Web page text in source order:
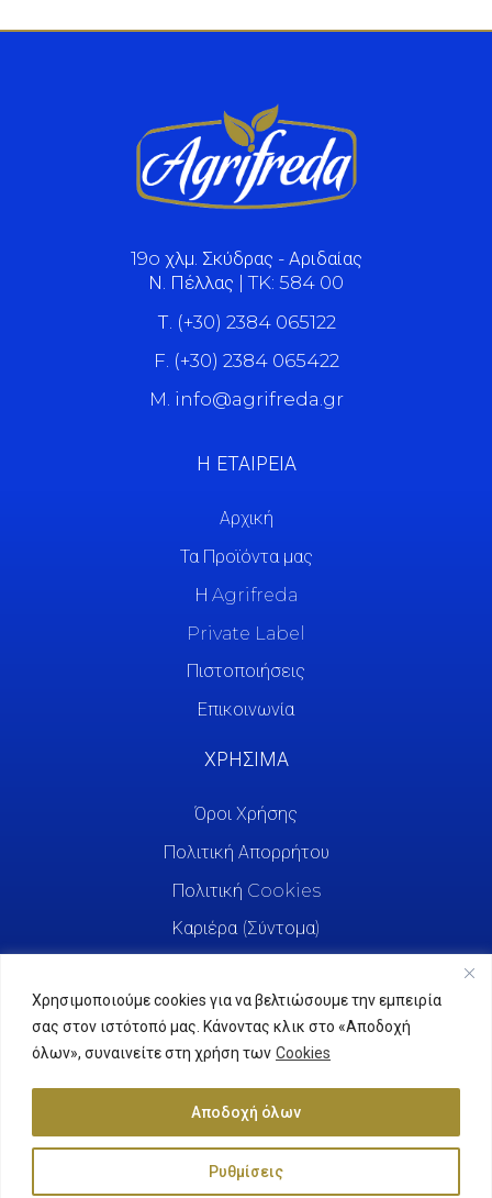
Χρησιμοποιούμε cookies για να βελτιώσουμε την εμπειρία
σας στον ιστότοπό μας. Κάνοντας κλικ στο «Αποδοχή
όλων», συναινείτε στη χρήση των Cookies
Ρυθμίσεις
Αποδοχή όλων
19o χλμ. Σκύδρας - Αριδαίας
Ν. Πέλλας | TK: 584 00
Τ. (+30) 2384 065122
F. (+30) 2384 065422
M. info@agrifreda.gr
Η ΕΤΑΙΡΕΙΑ
Αρχική
Τα Προϊόντα μας
Η Agrifreda
Private Label
Πιστοποιήσεις
Επικοινωνία
ΧΡΗΣΙΜΑ
Όροι Χρήσης
Πολιτική Απορρήτου
Πολιτική Cookies
Καριέρα (Σύντομα)